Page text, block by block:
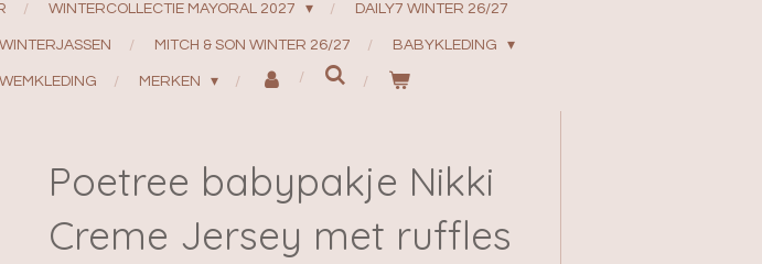
WINTERCOLLECTIE MAYORAL 2027 DAILY7 WINTER 26/27
MITCH & SON WINTER 26/27 BABYKLEDING
MERKEN
Poetree babypakje Nikki
Creme Jersey met ruffles